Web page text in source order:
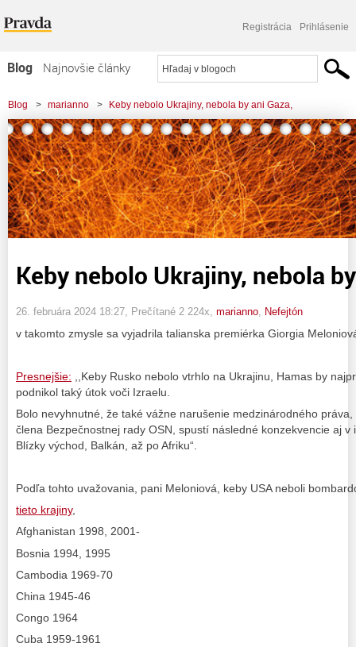
Registrácia Prihlásenie
Blog
Najnovšie články
Najčítanejšie články
Najkomentovanejšie články
Zoznam blogov
Komerčné blogy
Blog > marianno > Keby nebolo Ukrajiny, nebola by ani Gaza,
Keby nebolo Ukrajiny, nebola
26. februára 2024 18:27 , Prečítané 2 224x, marianno Nefejtón
v takomto zmysle sa vyjadrila talianska premiérka Giorgia
Presnejšie: ,,Keby Rusko nebolo vtrhlo na Ukrajinu, Hamas by
podnikol taký útok voči Izraelu.
Bolo nevyhnutné, že také vážne narušenie medzinárodného
člena Bezpečnostnej rady OSN, spustí následné konzekvencie aj v
Blízky východ, Balkán, až po Afriku“.
Podľa tohto uvažovania, pani Meloniová, keby USA neboli
tieto krajiny,
Afghanistan 1998, 2001-
Bosnia 1994, 1995
Cambodia 1969-70
China 1945-46
Congo 1964
Cuba 1959-1961